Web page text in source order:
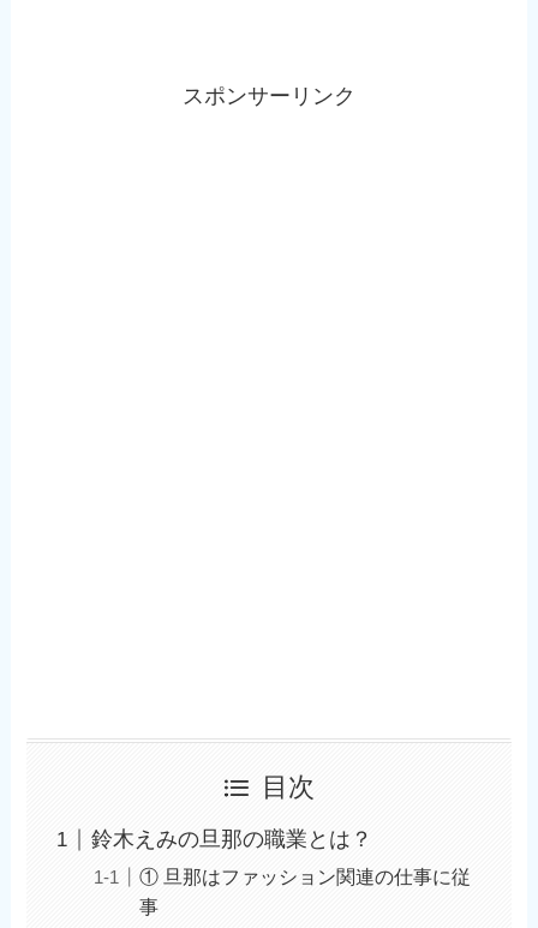
スポンサーリンク
目次
鈴木えみの旦那の職業とは？
① 旦那はファッション関連の仕事に従
事